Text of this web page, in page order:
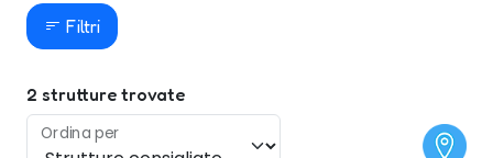
Filtri
2 strutture trovate
Ordina per